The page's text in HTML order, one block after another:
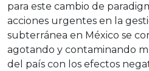
para este cambio de
acciones urgentes en la
subterránea en México se
agotando y contaminando
del país con los efectos